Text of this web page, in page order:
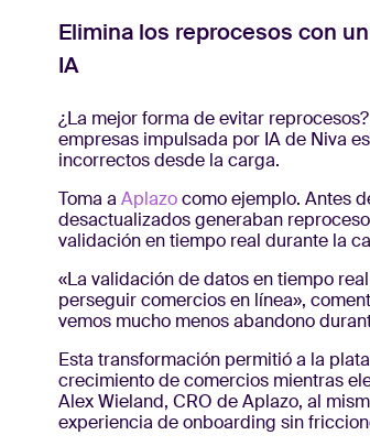
Elimina los reprocesos con
IA
¿La mejor forma de evitar
empresas impulsada por IA de Niva
incorrectos desde la carga.
Toma a Aplazocomo ejemplo. Antes
desactualizados generaban
validación en tiempo real durante la
«La validación de datos en tiempo
perseguir comercios en línea»,
vemos mucho menos abandono
Esta transformación permitió a la
crecimiento de comercios mientras
Alex Wieland, CRO de Aplazo, al
experiencia de onboarding sin